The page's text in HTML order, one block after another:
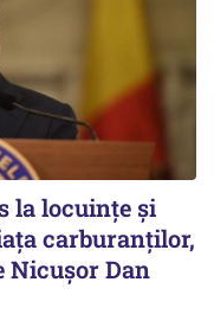
la locuinţe și
carburanţilor,
Nicușor Dan